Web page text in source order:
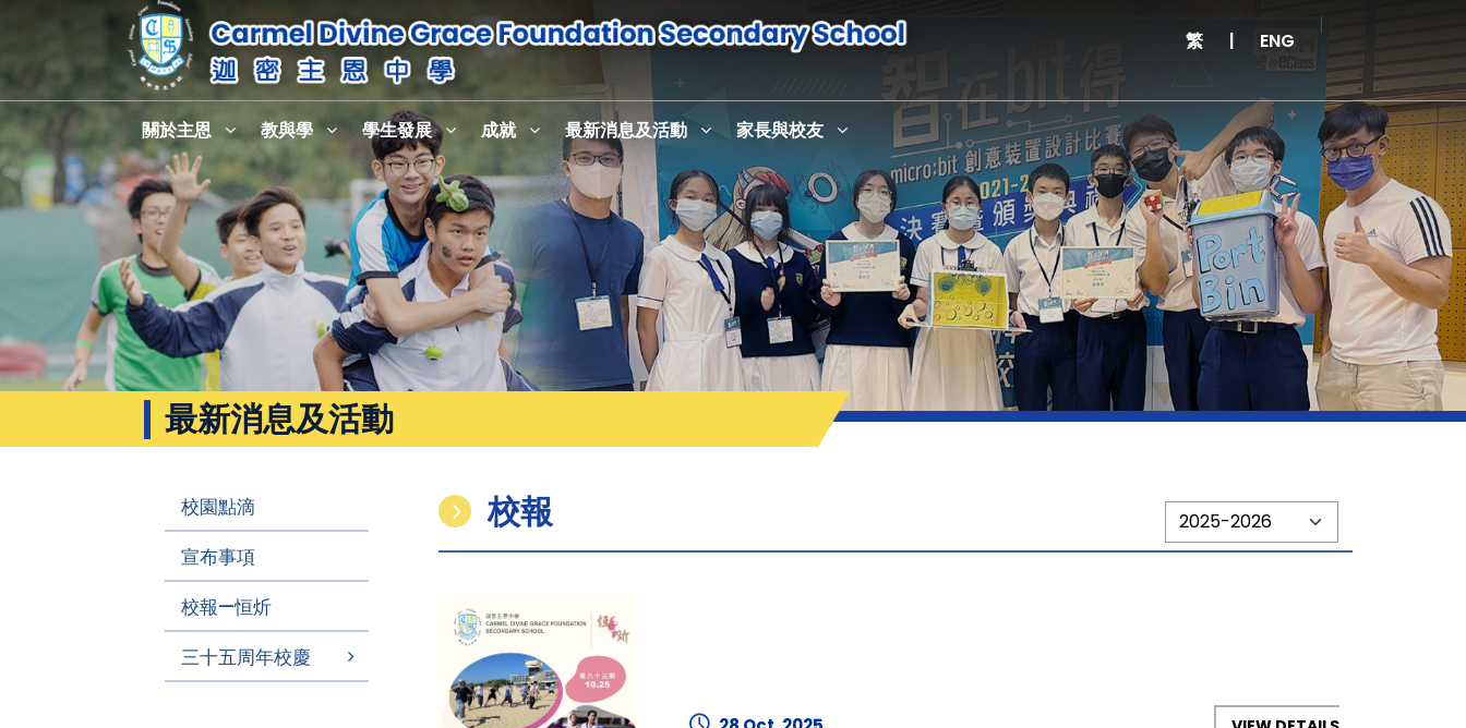
繁 | ENG
關於主恩 教與學 學生發展 成就 最新消息及活動 家長與校友
最新消息及活動
校園點滴
宣布事項
校報—恒炘
三十五周年校慶
校報